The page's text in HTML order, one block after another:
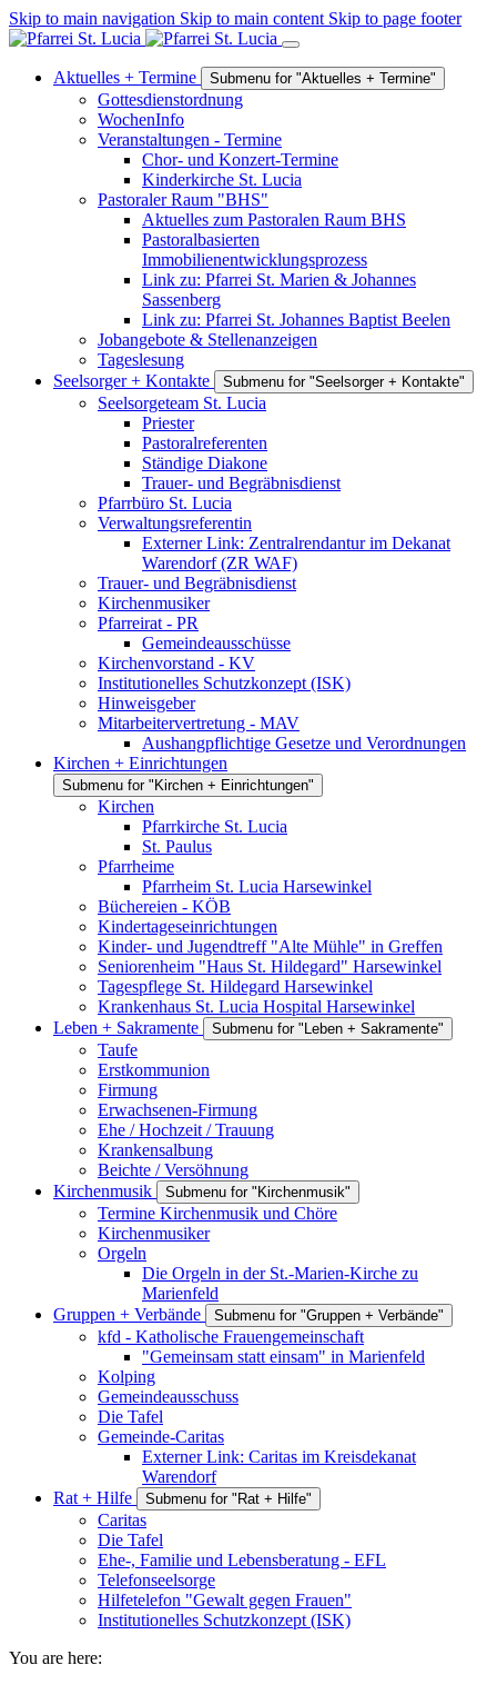
Skip to main navigation Skip to main content Skip to page footer
Aktuelles + Termine Submenu for "Aktuelles + Termine"
Gottesdienstordnung
WochenInfo
Veranstaltungen - Termine
Chor- und Konzert-Termine
Kinderkirche St. Lucia
Pastoraler Raum "BHS"
Aktuelles zum Pastoralen Raum BHS
Pastoralbasierten
Immobilienentwicklungsprozess
Link zu: Pfarrei St. Marien & Johannes
Sassenberg
Link zu: Pfarrei St. Johannes Baptist Beelen
Jobangebote & Stellenanzeigen
Tageslesung
Seelsorger + Kontakte
Submenu for "Seelsorger + Kontakte"
Seelsorgeteam St. Lucia
Priester
Pastoralreferenten
Ständige Diakone
Trauer- und Begräbnisdienst
Pfarrbüro St. Lucia
Verwaltungsreferentin
Externer Link: Zentralrendantur im Dekanat
Warendorf (ZR WAF)
Trauer- und Begräbnisdienst
Kirchenmusiker
Pfarreirat - PR
Gemeindeausschüsse
Kirchenvorstand - KV
Institutionelles Schutzkonzept (ISK)
Hinweisgeber
Mitarbeitervertretung - MAV
Aushangpflichtige Gesetze und Verordnungen
Kirchen + Einrichtungen
Submenu for "Kirchen + Einrichtungen"
Kirchen
Pfarrkirche St. Lucia
St. Paulus
Pfarrheime
Pfarrheim St. Lucia Harsewinkel
Büchereien - KÖB
Kindertageseinrichtungen
Kinder- und Jugendtreff "Alte Mühle" in Greffen
Seniorenheim "Haus St. Hildegard" Harsewinkel
Tagespflege St. Hildegard Harsewinkel
Krankenhaus St. Lucia Hospital Harsewinkel
Leben + Sakramente
Submenu for "Leben + Sakramente"
Taufe
Erstkommunion
Firmung
Erwachsenen-Firmung
Ehe / Hochzeit / Trauung
Krankensalbung
Beichte / Versöhnung
Kirchenmusik
Submenu for "Kirchenmusik"
Termine Kirchenmusik und Chöre
Kirchenmusiker
Orgeln
Die Orgeln in der St.-Marien-Kirche zu
Marienfeld
Gruppen + Verbände
Submenu for "Gruppen + Verbände"
kfd - Katholische Frauengemeinschaft
"Gemeinsam statt einsam" in Marienfeld
Kolping
Gemeindeausschuss
Die Tafel
Gemeinde-Caritas
Externer Link: Caritas im Kreisdekanat
Warendorf
Rat + Hilfe
Submenu for "Rat + Hilfe"
Caritas
Die Tafel
Ehe-, Familie und Lebensberatung - EFL
Telefonseelsorge
Hilfetelefon "Gewalt gegen Frauen"
Institutionelles Schutzkonzept (ISK)
You are here: